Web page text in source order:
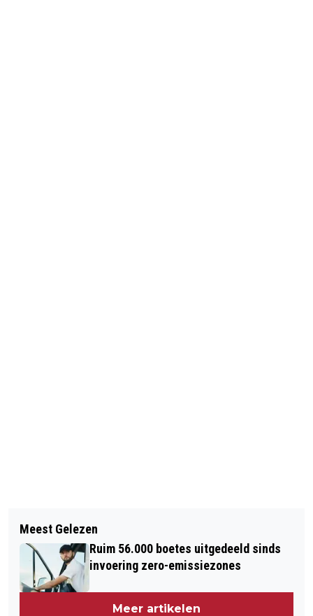
HET NEGENDE SEIZOEN VAN CLUB
DAUPHINE GING SPETTEREND VAN
START
NIEUWE VOORSTELLING VAN RAMYI
SAMBO: MIJN (BIJ)VROUW
Meest Gelezen
Ruim 56.000 boetes uitgedeeld sinds
invoering zero-emissiezones
Meer artikelen